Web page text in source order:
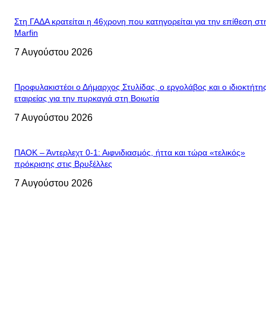
Στη ΓΑΔΑ κρατείται η 46χρονη που κατηγορείται για την επίθεση
Marfin
7 Αυγούστου 2026
Προφυλακιστέοι ο Δήμαρχος Στυλίδας, ο εργολάβος και ο
εταιρείας για την πυρκαγιά στη Βοιωτία
7 Αυγούστου 2026
ΠΑΟΚ – Άντερλεχτ 0-1: Αιφνιδιασμός, ήττα και τώρα «τελικός»
πρόκρισης στις Βρυξέλλες
7 Αυγούστου 2026